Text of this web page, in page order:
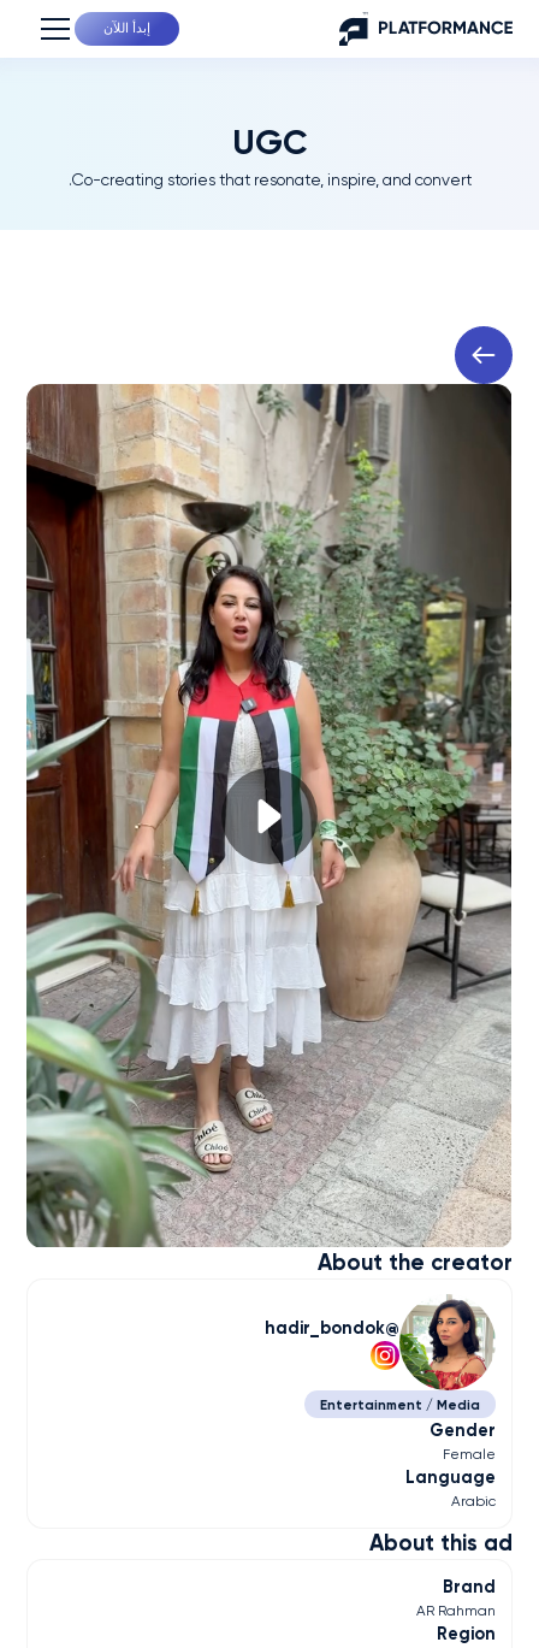
إبدأ اللآن
UGC
Co-creating stories that resonate, inspire, and convert.
About this ad
Brand
AR Rahman
Region
About the creator
hadir_bondok
Entertainment / Media
Gender
Female
Language
Arabic